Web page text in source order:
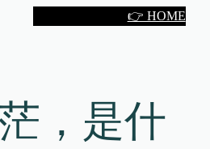
👉 HOME
，是什